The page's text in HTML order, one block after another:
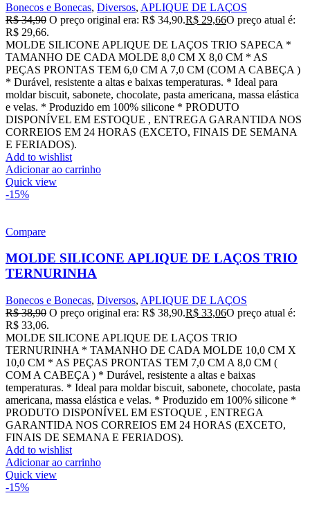
Bonecos e Bonecas, Diversos, APLIQUE DE LAÇOS
R$34,90 O preço original era: R$ 34,90.R$ 29,66O preço atual é:
R$ 29,66.
MOLDE SILICONE APLIQUE DE LAÇOS TRIO SAPECA *
TAMANHO DE CADA MOLDE 8,0 CM X 8,0 CM * AS
PEÇAS PRONTAS TEM 6,0 CM A 7,0 CM (COM A CABEÇA )
* Durável, resistente a altas e baixas temperaturas. * Ideal para
moldar biscuit, sabonete, chocolate, pasta americana, massa elástica
e velas. * Produzido em 100% silicone * PRODUTO
DISPONÍVEL EM ESTOQUE , ENTREGA GARANTIDA NOS
CORREIOS EM 24 HORAS (EXCETO, FINAIS DE SEMANA
E FERIADOS).
Add to wishlist
Adicionar ao carrinho
Quick view
-15%
Compare
MOLDE SILICONE APLIQUE DE LAÇOS TRIO
TERNURINHA
Bonecos e Bonecas, Diversos, APLIQUE DE LAÇOS
R$38,90 O preço original era: R$ 38,90.R$ 33,06O preço atual é:
R$ 33,06.
MOLDE SILICONE APLIQUE DE LAÇOS TRIO
TERNURINHA * TAMANHO DE CADA MOLDE 10,0 CM X
10,0 CM * AS PEÇAS PRONTAS TEM 7,0 CM A 8,0 CM (
COM A CABEÇA ) * Durável, resistente a altas e baixas
temperaturas. * Ideal para moldar biscuit, sabonete, chocolate, pasta
americana, massa elástica e velas. * Produzido em 100% silicone *
PRODUTO DISPONÍVEL EM ESTOQUE , ENTREGA
GARANTIDA NOS CORREIOS EM 24 HORAS (EXCETO,
FINAIS DE SEMANA E FERIADOS).
Add to wishlist
Adicionar ao carrinho
Quick view
-15%